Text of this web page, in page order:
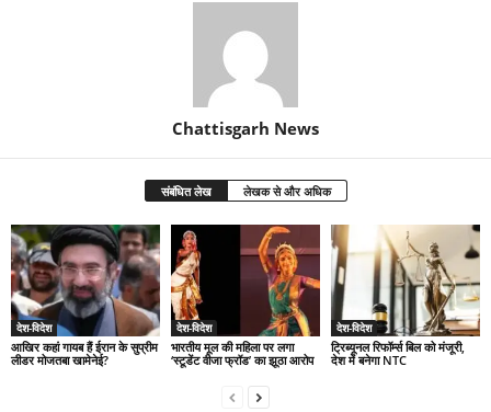
Chattisgarh News
संबंधित लेख लेखक से और अधिक
देश-विदेश
आखिर कहां गायब हैं ईरान के सुप्रीम
लीडर मोजतबा खामेनेई?
देश-विदेश
भारतीय मूल की महिला पर लगा
‘स्टूडेंट वीजा फ्रॉड’ का झूठा आरोप
देश-विदेश
ट्रिब्यूनल रिफॉर्म्स बिल को मंजूरी,
देश में बनेगा NTC